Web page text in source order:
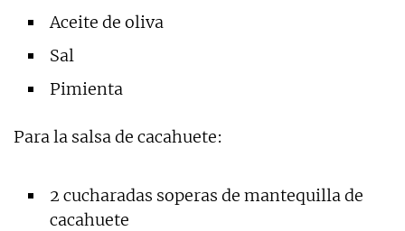
Aceite de oliva
Sal
Pimienta
Para la salsa de cacahuete:
2 cucharadas soperas de mantequilla de
cacahuete